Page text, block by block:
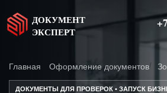
ДОКУМЕНТ
ЭКСПЕРТ
Главная Оформление документов
ДОКУМЕНТЫ ДЛЯ ПРОВЕРОК • ЗАПУСК